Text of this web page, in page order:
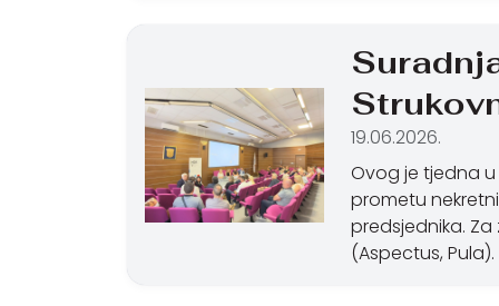
19.06.2026.
Ovog je tjedna
prometu
predsjednika. Za
(Aspectus,